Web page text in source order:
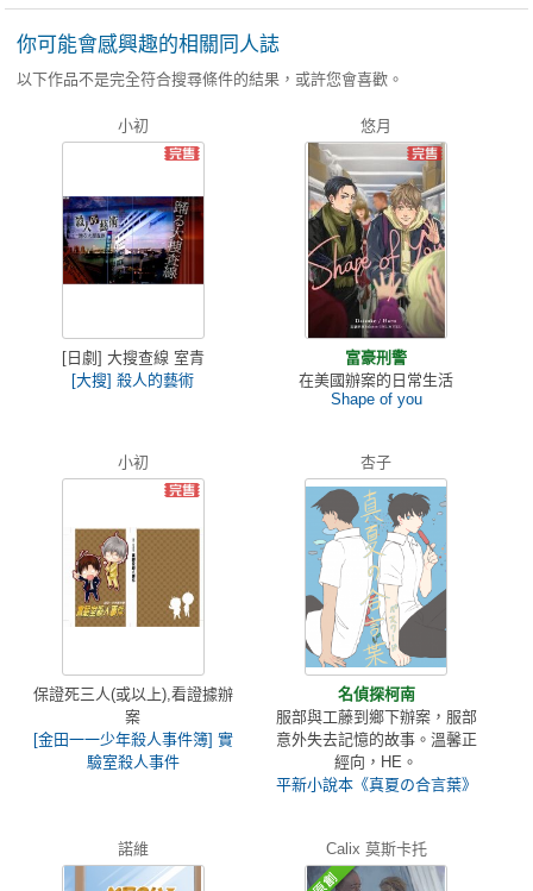
你可能會感興趣的相關同人誌
以下作品不是完全符合搜尋條件的結果，或許您會喜歡。
小初
[日劇] 大搜查線 室青
[大搜] 殺人的藝術
悠月
富豪刑警
在美國辦案的日常生活
Shape of you
小初
保證死三人(或以上),看證據辦
案
[金田一一少年殺人事件簿] 實
驗室殺人事件
杏子
名偵探柯南
服部與工藤到鄉下辦案，服部
意外失去記憶的故事。溫馨正
經向，HE。
平新小說本《真夏の合言葉》
諾維 Calix 莫斯卡托